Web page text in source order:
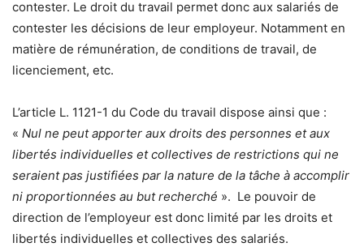
contester. Le droit du travail permet donc aux salariés de
contester les décisions de leur employeur. Notamment en
matière de rémunération, de conditions de travail, de
licenciement, etc.
L’article L. 1121-1 du Code du travail dispose ainsi que :
« Nul ne peut apporter aux droits des personnes et aux
libertés individuelles et collectives de restrictions qui ne
seraient pas justifiées par la nature de la tâche à accomplir
ni proportionnées au but recherché ». Le pouvoir de
direction de l’employeur est donc limité par les droits et
libertés individuelles et collectives des salariés.